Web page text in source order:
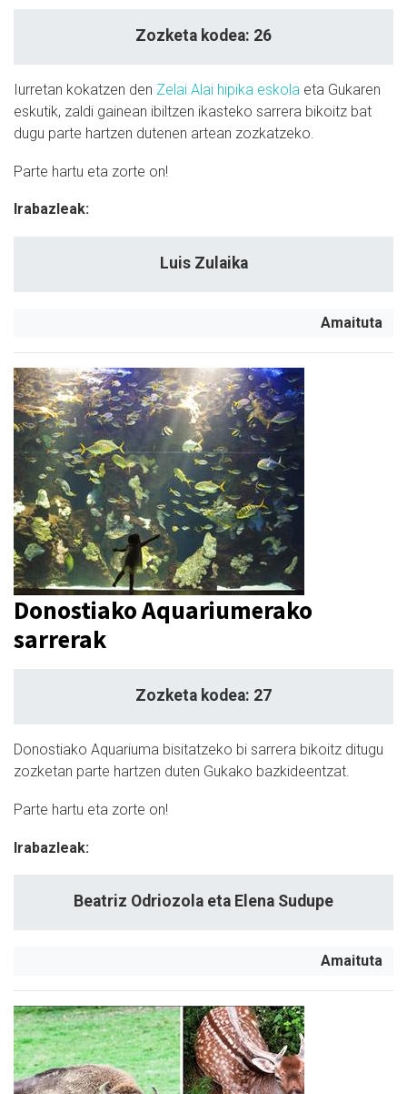
Zozketa kodea: 26
Iurretan kokatzen den Zelai Alai hipika eskola eta Gukaren
eskutik, zaldi gainean ibiltzen ikasteko sarrera bikoitz bat
dugu parte hartzen dutenen artean zozkatzeko.
Parte hartu eta zorte on!
Irabazleak:
Luis Zulaika
Amaituta
Donostiako Aquariumerako
sarrerak
Zozketa kodea: 27
Donostiako Aquariuma bisitatzeko bi sarrera bikoitz ditugu
zozketan parte hartzen duten Gukako bazkideentzat.
Parte hartu eta zorte on!
Irabazleak:
Beatriz Odriozola eta Elena Sudupe
Amaituta